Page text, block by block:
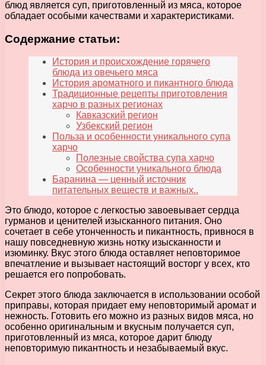
блюд является суп, приготовленный из мяса, которое
обладает особыми качествами и характеристиками.
Содержание статьи:
История и происхождение горячего
блюда из овечьего мяса
История ароматного и пикантного блюда
Традиционные рецепты приготовления
харчо в разных регионах
Кавказский регион
Узбекский регион
Польза и особенности уникального супа
харчо
Полезные свойства супа харчо
Особенности уникального блюда
Баранина — ценный источник
питательных веществ и важных..
Это блюдо, которое с легкостью завоевывает сердца
гурманов и ценителей изысканного питания. Оно
сочетает в себе утонченность и пикантность, привнося в
нашу повседневную жизнь нотку изысканности и
изюминку. Вкус этого блюда оставляет неповторимое
впечатление и вызывает настоящий восторг у всех, кто
решается его попробовать.
Секрет этого блюда заключается в использовании особой
приправы, которая придает ему неповторимый аромат и
нежность. Готовить его можно из разных видов мяса, но
особенно оригинальным и вкусным получается суп,
приготовленный из мяса, которое дарит блюду
неповторимую пикантность и незабываемый вкус.